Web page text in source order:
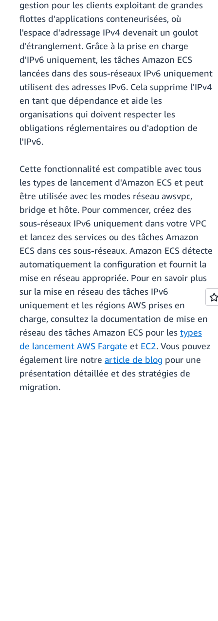
gestion pour les clients exploitant de grandes
flottes d'applications conteneurisées, où
l'espace d'adressage IPv4 devenait un goulot
d'étranglement. Grâce à la prise en charge
d'IPv6 uniquement, les tâches Amazon ECS
lancées dans des sous-réseaux IPv6 uniquement
utilisent des adresses IPv6. Cela supprime l'IPv4
en tant que dépendance et aide les
organisations qui doivent respecter les
obligations réglementaires ou d'adoption de
l'IPv6.
Cette fonctionnalité est compatible avec tous
les types de lancement d'Amazon ECS et peut
être utilisée avec les modes réseau awsvpc,
bridge et hôte. Pour commencer, créez des
sous-réseaux IPv6 uniquement dans votre VPC
et lancez des services ou des tâches Amazon
ECS dans ces sous-réseaux. Amazon ECS détecte
automatiquement la configuration et fournit la
mise en réseau appropriée. Pour en savoir plus
sur la mise en réseau des tâches IPv6
uniquement et les régions AWS prises en
charge, consultez la documentation de mise en
réseau des tâches Amazon ECS pour les types
de lancement AWS Fargate et EC2. Vous pouvez
également lire notre article de blog pour une
présentation détaillée et des stratégies de
migration.